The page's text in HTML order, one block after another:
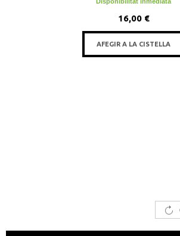
16,00 €
AFEGIR A LA CISTELLA